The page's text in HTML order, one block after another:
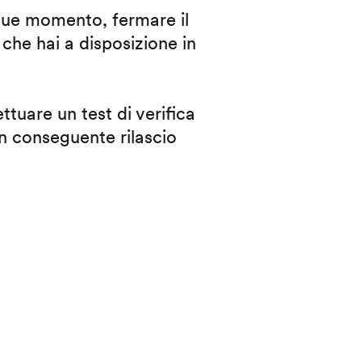
momento, fermare il
hai a disposizione in
un test di verifica
conseguente rilascio